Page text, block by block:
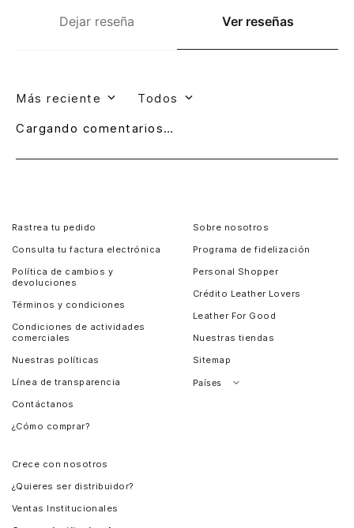
Dejar reseña Ver reseñas
Más reciente Todos
Cargando comentarios…
Rastrea tu pedido
Consulta tu factura electrónica
Política de cambios y
devoluciones
Términos y condiciones
Condiciones de actividades
comerciales
Nuestras políticas
Línea de transparencia
Contáctanos
¿Cómo comprar?
Sobre nosotros
Programa de fidelización
Personal Shopper
Crédito Leather Lovers
Leather For Good
Nuestras tiendas
Sitemap
Países
Crece con nosotros
¿Quieres ser distribuidor?
Ventas Institucionales